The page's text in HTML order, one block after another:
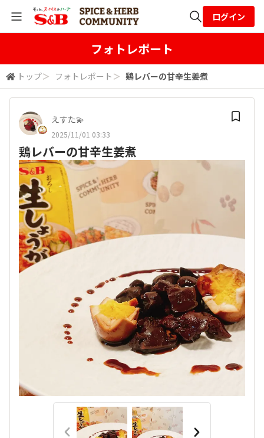
検索
ログイン
フォトレポート
トップ＞ フォトレポート ＞ 鶏レバーの甘辛生姜煮
えすた💫
2025/11/01 03:33
鶏レバーの甘辛生姜煮